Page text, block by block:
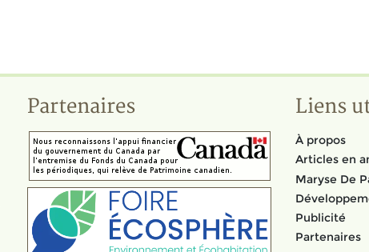
Partenaires Liens
À propos
Articles en
Maryse De
Publicité
Partenaires